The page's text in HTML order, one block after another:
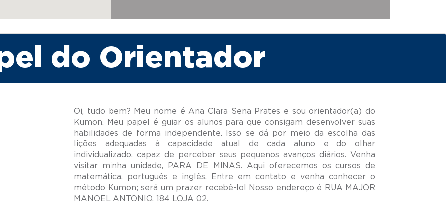
do Orientador
Oi, tudo bem? Meu nome é Ana Clara Sena Prates e sou orientador(a) do
Kumon. Meu papel é guiar os alunos para que consigam desenvolver suas
habilidades de forma independente. Isso se dá por meio da escolha das
lições adequadas à capacidade atual de cada aluno e do olhar
individualizado, capaz de perceber seus pequenos avanços diários. Venha
visitar minha unidade, PARA DE MINAS. Aqui oferecemos os cursos de
matemática, português e inglês. Entre em contato e venha conhecer o
método Kumon; será um prazer recebê-lo! Nosso endereço é RUA MAJOR